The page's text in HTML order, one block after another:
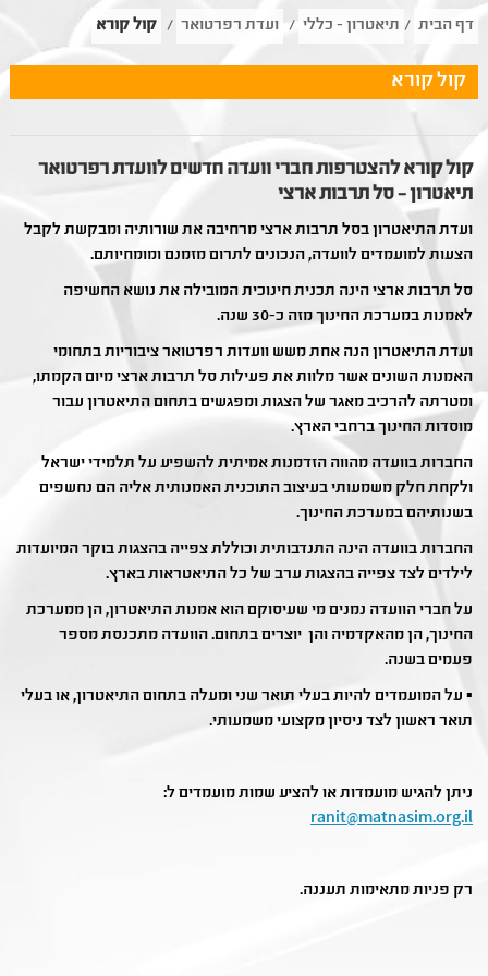
דף הבית / תיאטרון - כללי / ועדת רפרטואר / קול קורא
קול קורא
קול קורא להצטרפות חברי וועדה חדשים לוועדת רפרטואר
תיאטרון – סל תרבות ארצי
ועדת התיאטרון בסל תרבות ארצי מרחיבה את שורותיה ומבקשת לקבל
הצעות למועמדים לוועדה, הנכונים לתרום מזמנם ומומחיותם.
סל תרבות ארצי הינה תכנית חינוכית המובילה את נושא החשיפה
לאמנות במערכת החינוך מזה כ-30 שנה.
ועדת התיאטרון הנה אחת משש וועדות רפרטואר ציבוריות בתחומי
האמנות השונים אשר מלוות את פעילות סל תרבות ארצי מיום הקמתו,
ומטרתה להרכיב מאגר של הצגות ומפגשים בתחום התיאטרון עבור
מוסדות החינוך ברחבי הארץ.
החברות בוועדה מהווה הזדמנות אמיתית להשפיע על תלמידי ישראל
ולקחת חלק משמעותי בעיצוב התוכנית האמנותית אליה הם נחשפים
בשנותיהם במערכת החינוך.
החברות בוועדה הינה התנדבותית וכוללת צפייה בהצגות בוקר המיועדות
לילדים לצד צפייה בהצגות ערב של כל התיאטראות בארץ.
על חברי הוועדה נמנים מי שעיסוקם הוא אמנות התיאטרון, הן ממערכת
החינוך, הן מהאקדמיה והן יוצרים בתחום. הוועדה מתכנסת מספר
פעמים בשנה.
▪ על המועמדים להיות בעלי תואר שני ומעלה בתחום התיאטרון, או בעלי
תואר ראשון לצד ניסיון מקצועי משמעותי.
ניתן להגיש מועמדות או להציע שמות מועמדים ל:
ranit@matnasim.org.il
רק פניות מתאימות תעננה.